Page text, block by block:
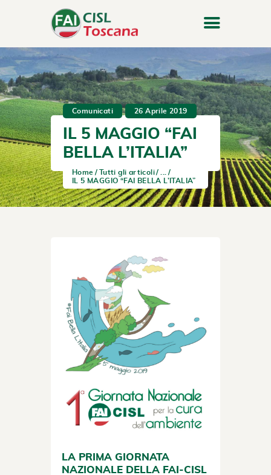
Comunicati 26 Aprile 2019
IL 5 MAGGIO “FAI
BELLA L’ITALIA”
Home Tutti gli articoli
IL 5 MAGGIO “FAI BELLA L’ITALIA”
LA PRIMA GIORNATA
NAZIONALE DELLA FAI-CISL